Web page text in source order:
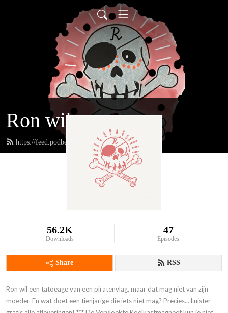
Ron wil een tattoo
https://feed.podbean.com/ronwileentattoo/feed.xml
56.2K
Downloads
47
Episodes
Share RSS
Ron wil een tatoeage van een piratenvlag, maar dat mag niet van zijn
moeder. En wat doet een tienjarige die iets niet mag? Precies... Luister